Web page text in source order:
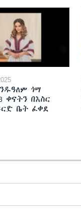
ጎሣ
ቀናትን በእስር
ቤት ፈቀደ